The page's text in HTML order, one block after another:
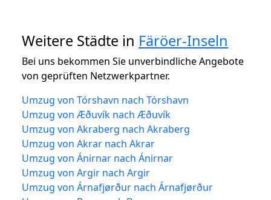
Weitere Städte in Färöer-Inseln
Bei uns bekommen Sie unverbindliche Angebote
von geprüften Netzwerkpartner.
Umzug von Tórshavn nach Tórshavn
Umzug von Æðuvík nach Æðuvík
Umzug von Akraberg nach Akraberg
Umzug von Akrar nach Akrar
Umzug von Ánirnar nach Ánirnar
Umzug von Argir nach Argir
Umzug von Árnafjørður nach Árnafjørður